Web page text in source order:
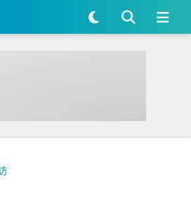
神器再升級CASIO EX-TR50發表會！(